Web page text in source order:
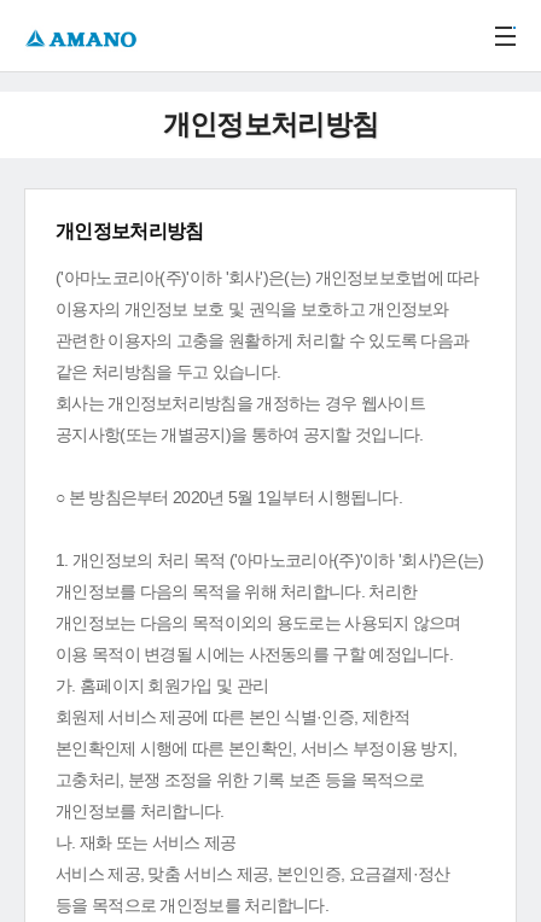
개인정보처리방침
개인정보처리방침
('아마노코리아(주)'이하 '회사')은(는) 개인정보보호법에 따라
이용자의 개인정보 보호 및 권익을 보호하고 개인정보와
관련한 이용자의 고충을 원활하게 처리할 수 있도록 다음과
같은 처리방침을 두고 있습니다.
회사는 개인정보처리방침을 개정하는 경우 웹사이트
공지사항(또는 개별공지)을 통하여 공지할 것입니다.
○ 본 방침은부터 2020년 5월 1일부터 시행됩니다.
1. 개인정보의 처리 목적 ('아마노코리아(주)'이하 '회사')은(는)
개인정보를 다음의 목적을 위해 처리합니다. 처리한
개인정보는 다음의 목적이외의 용도로는 사용되지 않으며
이용 목적이 변경될 시에는 사전동의를 구할 예정입니다.
가. 홈페이지 회원가입 및 관리
회원제 서비스 제공에 따른 본인 식별·인증, 제한적
본인확인제 시행에 따른 본인확인, 서비스 부정이용 방지,
고충처리, 분쟁 조정을 위한 기록 보존 등을 목적으로
개인정보를 처리합니다.
나. 재화 또는 서비스 제공
서비스 제공, 맞춤 서비스 제공, 본인인증, 요금결제·정산
등을 목적으로 개인정보를 처리합니다.